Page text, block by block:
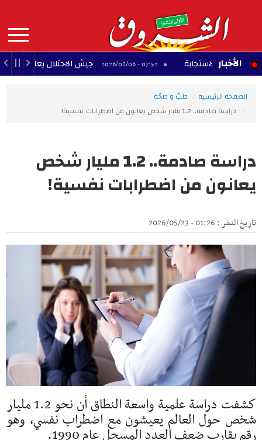
contenu
principal
MAIN
NAVIGATION الأخبار 07:52 - 2026/08/06 جيش الاحتلال يعلن مقتل جنديين في
الصفحة الرئيسية
طبّ و صحّة
دراسة صادمة.. 1.2 مليار شخص يعانون من اضطرابات نفسية!
دراسة صادمة.. 1.2 مليار شخص
يعانون من اضطرابات نفسية!
تاريخ النشر : 01:26 - 2026/05/23
كشفت دراسة علمية واسعة النطاق أن نحو 1.2 مليار
شخص حول العالم يعيشون مع اضطراب نفسي، وهو